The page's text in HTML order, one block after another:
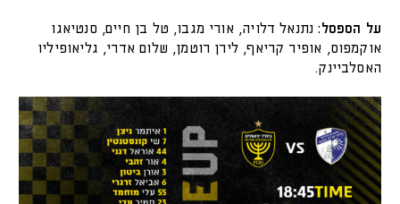
על הספסל:נתנאל דלויה, אורי מגבו, טל בן חיים, סנטיאגו
אוקמפוס, אופיר קריאף, לירן רוטמן, שלום אדרי, גליאופיליו
האסלביינק.